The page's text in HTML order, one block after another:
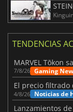
TENDENCIAS
7/8/26 Gaming
4/8/26 Noticias de